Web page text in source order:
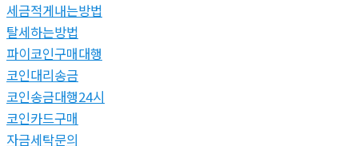
세금적게내는방법
탈세하는방법
파이코인구매대행
코인대리송금
코인송금대행24시
코인카드구매
자금세탁문의